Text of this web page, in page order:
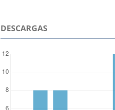
DESCARGAS